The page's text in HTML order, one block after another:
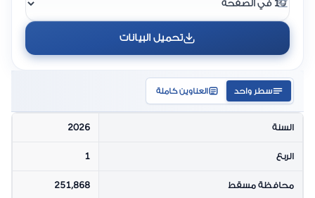
(عمانتل، أوريدو،
أواصر، ستارلينك)
معدل التحديث
إسم المتغير
حسب المحافظة،
تحميل البيانات
سطر واحد العناوين كاملة
السنة 2026
الربع 1
محافظة مسقط 251,868